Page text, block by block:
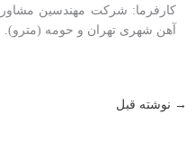
کارفرما: شرکت مهندسین
آهن شهری تهران و حومه (مترو).
→ نوشته قبل